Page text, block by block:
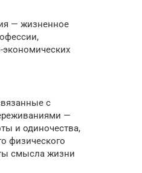
— жизненное
экономических
с
—
и одиночества,
физического
смысла жизни